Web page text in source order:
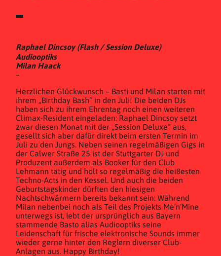
Raphael Dincsoy (Flash / Session Deluxe)
Audiooptiks
Milan Haack
–
Herzlichen Glückwunsch – Basti und Milan starten mit
ihrem „Birthday Bash“ in den Juli! Die beiden DJs
haben sich zu ihrem Ehrentag noch einen weiteren
Climax-Resident eingeladen: Raphael Dincsoy setzt
zwar diesen Monat mit der „Session Deluxe“ aus,
gesellt sich aber dafür direkt beim ersten Termin im
Juli zu den Jungs. Neben seinen regelmäßigen Gigs in
der Calwer Straße 25 ist der Stuttgarter DJ und
Produzent außerdem als Booker für den Club
Lehmann tätig und holt so regelmäßig die heißesten
Techno-Acts in den Kessel. Und auch die beiden
Geburtstagskinder dürften den hiesigen
Nachtschwärmern bereits bekannt sein: Während
Milan nebenbei noch als Teil des Projekts Me’n’Mine
unterwegs ist, lebt der ursprünglich aus Bayern
stammende Basto alias Audiooptiks seine
Leidenschaft für frische elektronische Sounds immer
wieder gerne hinter den Reglern diverser Club-
Anlagen aus. Happy Birthday!